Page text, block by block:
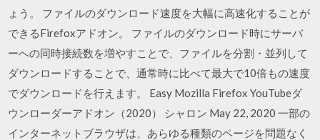
ょう。 ファイルのダウンロード速度を大幅に高速化することが
できるFirefoxアドオン。 ファイルのダウンロード時にサーバ
ーへの同時接続数を増やすことで、ファイルを分割・並列して
ダウンロードすることで、通常時に比べて最大で10倍もの速度
でダウンロードを行えます。 Easy Mozilla Firefox YouTubeダ
ウンローダーアドオン（2020） シャロン May 22, 2020 一部の
インターネットブラウザは、あらゆる種類のページを問題なく